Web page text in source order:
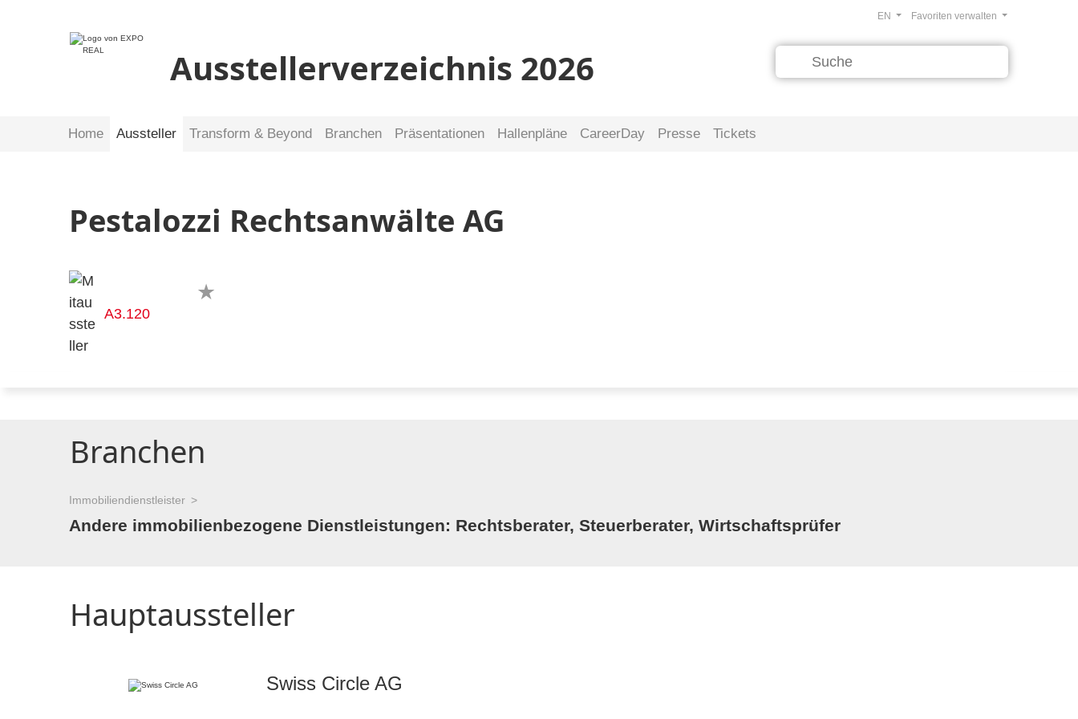
Ausstellerverzeichnis 2026
Favoriten verwalten
EN
Home Aussteller Transform & Beyond Branchen Präsentationen Hallenpläne CareerDay Presse Tickets
Pestalozzi Rechtsanwälte AG
A3.120
Branchen
Immobiliendienstleister
Andere immobilienbezogene Dienstleistungen: Rechtsberater, Steuerberater, Wirtschaftsprüfer
Hauptaussteller
Swiss Circle AG